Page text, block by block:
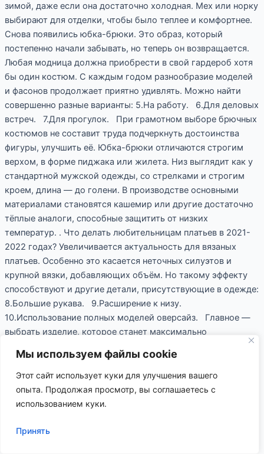
Мы используем файлы cookie
Этот сайт использует куки для улучшения вашего
опыта. Продолжая просмотр, вы соглашаетесь с
использованием куки.
Принять
зимой, даже если она достаточно холодная. Мех или норку
выбирают для отделки, чтобы было теплее и комфортнее.
Снова появились юбка-брюки. Это образ, который
постепенно начали забывать, но теперь он возвращается.
Любая модница должна приобрести в свой гардероб хотя
бы один костюм. С каждым годом разнообразие моделей
и фасонов продолжает приятно удивлять. Можно найти
совершенно разные варианты: 5.На работу. 6.Для деловых
встреч. 7.Для прогулок. При грамотном выборе брючных
костюмов не составит труда подчеркнуть достоинства
фигуры, улучшить её. Юбка-брюки отличаются строгим
верхом, в форме пиджака или жилета. Низ выглядит как у
стандартной мужской одежды, со стрелками и строгим
кроем, длина — до голени. В производстве основными
материалами становятся кашемир или другие достаточно
тёплые аналоги, способные защитить от низких
температур. . Что делать любительницам платьев в 2021-
2022 годах? Увеличивается актуальность для вязаных
платьев. Особенно это касается неточных силуэтов и
крупной вязки, добавляющих объём. Но такому эффекту
способствуют и другие детали, присутствующие в одежде:
8.Большие рукава. 9.Расширение к низу.
10.Использование полных моделей оверсайз. Главное —
выбрать изделие, которое станет максимально
комфортным для хозяйки. Тогда будет легче выделиться из
толпы. Тем более, если одежда будет связана вручную, а
не на машинке. При этом для ручной работы доставка
контейнеров из Китая тоже актуальна. Разнообразие
доступных моделей по-настоящему приятно удивляет:
формами. 14.Строгие варианты. 15.Романтичные